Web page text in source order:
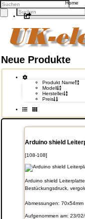
Twitter
Google +
Pinterest
Kontakt
Unsere AGB
Konto eröffnen
Einloggen
Bisherige
Home
Neue Produkte
Produkt Name
Modell
Hersteller
Preis
Arduino shield
[108-108]
Arduino shield
Bestückungsdruck,
Abmessungen: 70x54mm
Aufgenommen am: 23/